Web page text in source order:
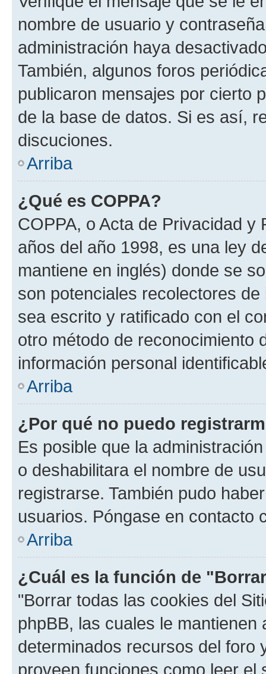
nombre de usuario y
administración haya
También, algunos foros
publicaron mensajes por cierto
de la base de datos. Si es así,
discuciones.
Arriba
¿Qué es COPPA?
COPPA, o Acta de Privacidad
años del año 1998, es una ley
mantiene en inglés) donde se
son potenciales recolectores
sea escrito y ratificado con el
otro método de reconocimiento
información personal
Arriba
¿Por qué no puedo
Es posible que la
o deshabilitara el nombre de
registrarse. También pudo
usuarios. Póngase en contacto
Arriba
¿Cuál es la función de
"Borrar todas las cookies del
phpBB, las cuales le
determinados recursos del foro
proveen funciones como leer el